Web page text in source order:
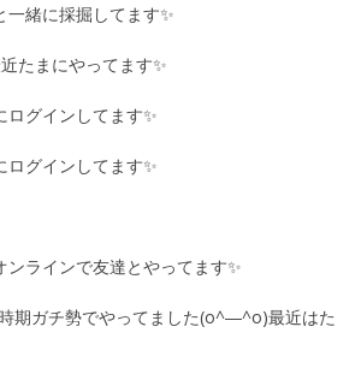
緒に採掘してます✨
たまにやってます✨
グインしてます✨
ログインしてます✨
ラインで友達とやってます✨
期ガチ勢でやってました(o^―^o)最近はた